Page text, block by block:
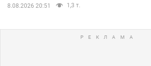
8.08.2026 20:51 1,3 т.